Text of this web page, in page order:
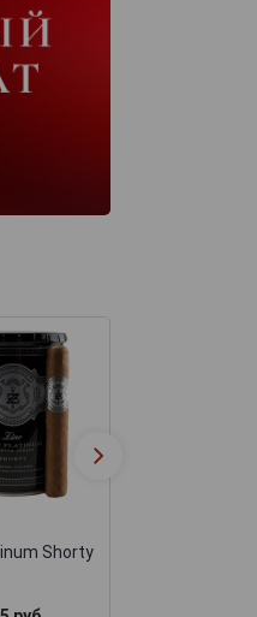
Shorty